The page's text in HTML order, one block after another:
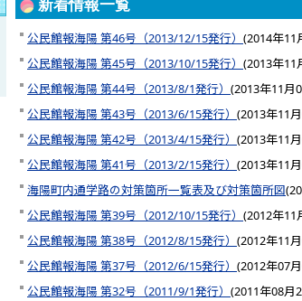
新着情報一覧
公民館報海陽 第46号（2013/12/15発行） (2014年11
公民館報海陽 第45号（2013/10/15発行） (2013年11
公民館報海陽 第44号（2013/8/1発行） (2013年11月
公民館報海陽 第43号（2013/6/15発行） (2013年11
公民館報海陽 第42号（2013/4/15発行） (2013年11
公民館報海陽 第41号（2013/2/15発行） (2013年11
海陽町内通学路の対策箇所一覧表及び対策箇所図(
公民館報海陽 第39号（2012/10/15発行） (2012年11
公民館報海陽 第38号（2012/8/15発行） (2012年11
公民館報海陽 第37号（2012/6/15発行） (2012年07
公民館報海陽 第32号（2011/9/1発行） (2011年08月